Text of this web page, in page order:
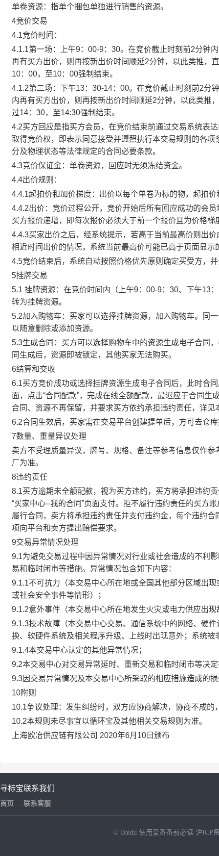
单卷资源：指单个捆包单独进行销售的资源。
4竞价交易
4.1竞价时间：
4.1.1第一场：上午9：00-9：30。在竞价截止时刻前2分钟
再有买方出价，则再按新出价时间顺延2分钟，以此类推，
10：00，至10：00强制结束。
4.1.2第二场：下午13：30-14：00。在竞价截止时刻前2分
内再有买方出价，则再按新出价时间顺延2分钟，以此类推
过14：30，至14:30强制结束。
4.2买方回应是指买方会员，在竞价结束前通过交易系统表
取得竞价权，即表示同意接受并遵照执行本交易规则的各
分及物理状态等法律规定的合同必要条款。
4.3竞价保证金：单卷资源，回应时无须冻结资金。
4.4出价规则：
4.4.1起拍价和加价梯度：出价以每个单卷为标的物，起拍
4.4.2出价：竞价过程公开，竞价开始后所有回应成功的会
买方报价递增，即每次报价必须大于前一个报价且为价格
4.4.3买家出价之后，经系统提示，若高于当前最高价则出
相近时间出价的情况，系统当前最高价可能已高于页面显示
4.5竞价结束后，系统自动按照价格优先原则确定买受方，
5挂牌交易
5.1 挂牌资源：在竞价时间内（上午9：00-9：30、下午13
转为挂牌资源。
5.2加入购物车：买家可以选择挂牌资源，加入购物车。同
以随意删除或添加资源。
5.3生成合同：买方可以选择购物车中的资源生成电子合同
同生成后，资源即被锁定，其他买家无法购买。
6结算和交收
6.1买方竞价成功或选择挂牌资源生成电子合同后，此时合
面，点击“合同配款”，完成在线全额配款，最迟应于合同
合同、资源不再保留，并要求买方依约承担违约责任，详见
6.2合同生效后，买家需在交易平台创建提单后，方可去仓
7数量、重量异议处理
卖方不受理质量异议，牌号、规格、备注等参考信息仅作
厂为准。
8违约责任
8.1买方逾期未全额配款，视为买方违约，买方将承担违约
“买家中心--我的合同”页面支付。拒不履行违约责任的买方
履行合同，卖方将承担违约责任并支付违约金，每个违约
项向平台和卖方提出赔偿要求。
9交易异常情况处理
9.1为避免交易过程中因异常情况对行业或社会造成的不利
易和临时闭市等措施。异常情况包含如下内容：
9.1.1不可抗力（本交易中心所在地或全国其他部分区域出
或社会安全事件等情形）；
9.1.2意外事件（本交易中心所在地发生火灾或电力供应出
9.1.3技术故障（本交易中心交易、通信系统中的网络、硬
换、软硬件系统及相关程序升级、上线时出现意外；系统
9.1.4本交易中心认定的其他异常情况；
9.2本交易中心对交易异常延时、重新交易和临时闭市等决
9.3因交易异常情况及本交易中心所采取的相应措施造成的
10附则
10.1争议处理：发生纠纷时，双方应协商解决，协商不成
10.2本规则未尽事宜以循环宝及其他相关交易规则为准。
上海欧冶供应链有限公司 2020年6月10日颁布
寻标宝
首页
联系我们
联系客服
© Baidu 使用爱番番前必读 沪ICP